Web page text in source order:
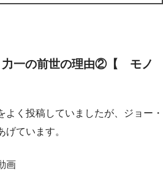
力一の前世の理由②【 モノ
よく投稿していましたが、ジョー・
ています。
画